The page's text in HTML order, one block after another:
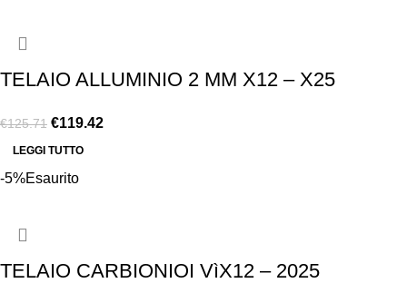
TELAIO ALLUMINIO 2 MM X12 – X25
€125.71 €119.42
LEGGI TUTTO
-5%Esaurito
TELAIO CARBIONIOI VìX12 – 2025